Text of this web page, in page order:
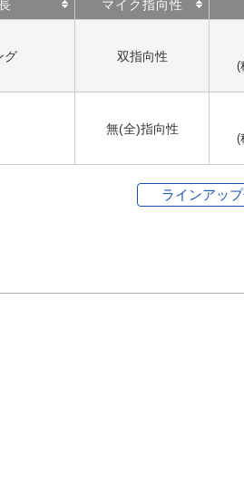
マイク指向性
グ 双指向性
(
無(全)指向性
(
ラインアッ